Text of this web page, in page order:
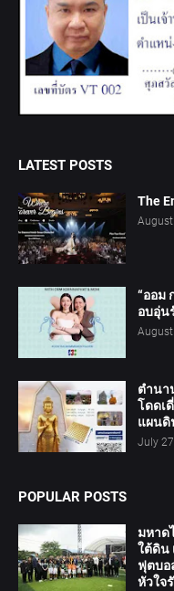
LATEST POSTS
The
“ออม
อบอุ่น
ตำนา
โดดเ
แผนดิ
July
POPULAR POSTS
มหาด
ใต้ดิน
ฟุตบอ
หัวใจ